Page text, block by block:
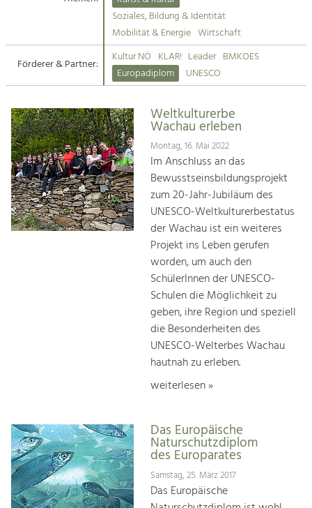
Suche
Impressum
Kontakt
Angebotsentwicklung und
Handwerk, Wissenschaft und Forschung.
Soziales, Bildung &
Identität
Gleichberechtigung, Jugend und
Integration
Mobilität & Energie
Klimawandel, öffentlicher Verkehr und
Steigerung regionaler Wertschöpfung
Soziales, Bildung & Identität
Mobilität & Energie Wirtschaft
Förderer & Partner:
Kultur NÖ KLAR! Leader BMKOES
Europadiplom
UNESCO
Weltkulturerbe
Wachau erleben
Montag, 16. Mai 2022
Im Anschluss an das
Bewusstseinsbildungsprojekt
zum 20-Jahr-Jubiläum des
UNESCO-Weltkulturerbestatus
der Wachau ist ein weiteres
Projekt ins Leben gerufen
worden, um auch den
SchülerInnen der UNESCO-
Schulen die Möglichkeit zu
geben, ihre Region und speziell
die Besonderheiten des
UNESCO-Welterbes Wachau
hautnah zu erleben.
weiterlesen »
Das Europäische
Naturschutzdiplom
des Europarates
Samstag, 25. März 2017
Das Europäische